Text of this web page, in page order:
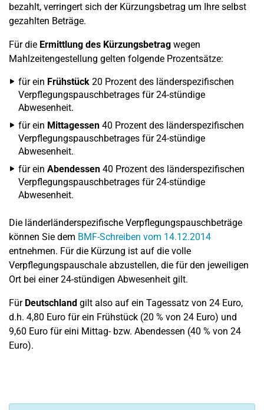
bezahlt, verringert sich der Kürzungsbetrag um Ihre selbst
gezahlten Beträge.
Für die Ermittlung des Kürzungsbetrag wegen
Mahlzeitengestellung gelten folgende Prozentsätze:
für ein Frühstück 20 Prozent des länderspezifischen
Verpflegungspauschbetrages für 24-stündige
Abwesenheit.
für ein Mittagessen 40 Prozent des länderspezifischen
Verpflegungspauschbetrages für 24-stündige
Abwesenheit.
für ein Abendessen 40 Prozent des länderspezifischen
Verpflegungspauschbetrages für 24-stündige
Abwesenheit.
Die länderländerspezifische Verpflegungspauschbeträge
können Sie dem BMF-Schreiben vom 14.12.2014
entnehmen. Für die Kürzung ist auf die volle
Verpflegungspauschale abzustellen, die für den jeweiligen
Ort bei einer 24-stündigen Abwesenheit gilt.
Für Deutschland gilt also auf ein Tagessatz von 24 Euro,
d.h. 4,80 Euro für ein Frühstück (20 % von 24 Euro) und
9,60 Euro für eini Mittag- bzw. Abendessen (40 % von 24
Euro).